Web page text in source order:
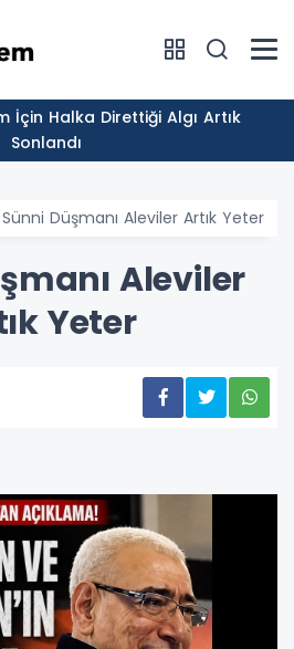
Sonlandı
Sünni Düşmanı Aleviler Artık Yeter
Aleviler
Yeter